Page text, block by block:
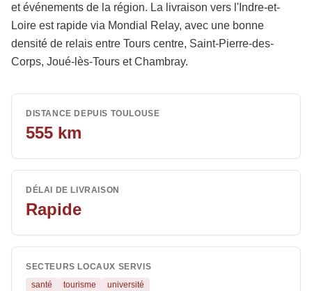
et événements de la région. La livraison vers l'Indre-et-
Loire est rapide via Mondial Relay, avec une bonne
densité de relais entre Tours centre, Saint-Pierre-des-
Corps, Joué-lès-Tours et Chambray.
DISTANCE DEPUIS TOULOUSE
555 km
DÉLAI DE LIVRAISON
Rapide
SECTEURS LOCAUX SERVIS
santé
tourisme université